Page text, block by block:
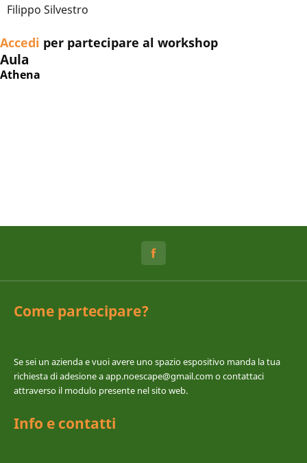
Filippo Silvestro
Accedi per partecipare al workshop
Aula
Athena
Come partecipare?
Se sei un azienda e vuoi avere uno spazio espositivo manda la tua
richiesta di adesione a app.noescape@gmail.com o contattaci
attraverso il modulo presente nel sito web.
Info e contatti